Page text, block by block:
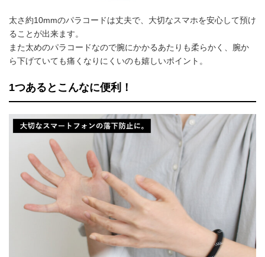
太さ約10mmのパラコードは丈夫で、大切なスマホを安心して預け
ることが出来ます。
また太めのパラコードなので腕にかかるあたりも柔らかく、腕か
ら下げていても痛くなりにくいのも嬉しいポイント。
1つあるとこんなに便利！